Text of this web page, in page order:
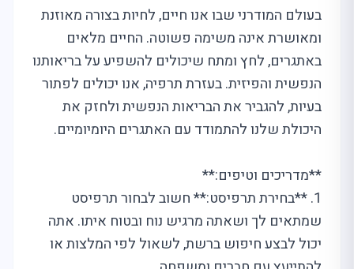
בעולם המודרני שבו אנו חיים, לחיות בצורה מאוזנת
ומאושרת אינה משימה פשוטה. החיים מלאים
באתגרים, לחץ ומתח שיכולים להשפיע על בריאותנו
הנפשית והפיזית. בעזרת תרפיה, אנו יכולים לפתור
בעיות, להגביר את הבריאות הנפשית ולחזק את
היכולת שלנו להתמודד עם האתגרים היומיומיים.
**מדריכים וטיפים:**
1. **בחירת תרפיסט:** חשוב לבחור תרפיסט
שמתאים לך ושאתה מרגיש נוח ובטוח איתו. אתה
יכול לבצע חיפוש ברשת, לשאול לפי המלצות או